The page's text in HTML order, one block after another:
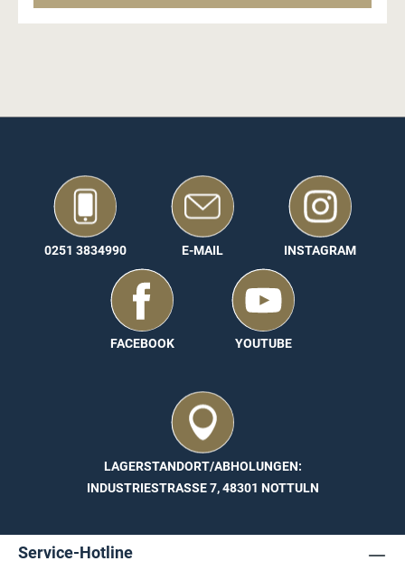
0251 3834990 E-MAIL INSTAGRAM
FACEBOOK YOUTUBE
LAGERSTANDORT/ABHOLUNGEN:
INDUSTRIESTRASSE 7, 48301 NOTTULN
Service-Hotline